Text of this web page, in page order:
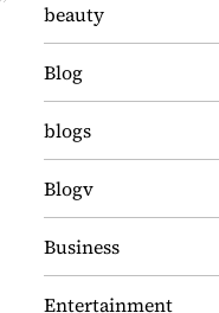
beauty
Blog
blogs
Blogv
Business
Entertainment